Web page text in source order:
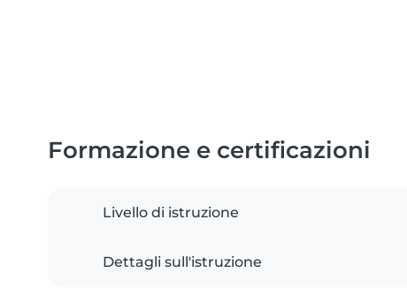
Formazione e certificazioni
Livello di istruzione
Dettagli sull'istruzione